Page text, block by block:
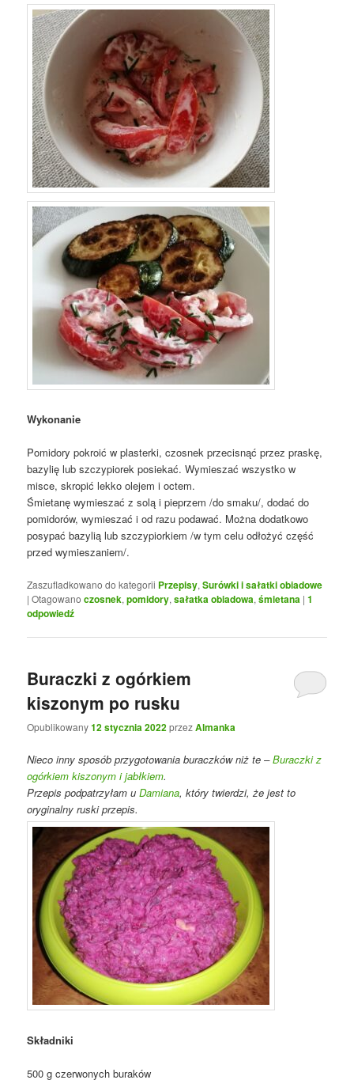
Wykonanie
Pomidory pokroić w plasterki, czosnek przecisnąć przez praskę,
bazylię lub szczypiorek posiekać. Wymieszać wszystko w
misce, skropić lekko olejem i octem.
Śmietanę wymieszać z solą i pieprzem /do smaku/, dodać do
pomidorów, wymieszać i od razu podawać. Można dodatkowo
posypać bazylią lub szczypiorkiem /w tym celu odłożyć część
przed wymieszaniem/.
Zaszufladkowano do kategorii Przepisy,Surówki i sałatki obiadowe
|Otagowano czosnek,pomidory,sałatka obiadowa,śmietana |1
odpowiedź
Buraczki z ogórkiem
kiszonym po rusku
Opublikowany12 stycznia 2022przezAlmanka
Nieco inny sposób przygotowania buraczków niż te –Buraczki z
ogórkiem kiszonym i jabłkiem.
Przepis podpatrzyłam uDamiana, który twierdzi, że jest to
oryginalny ruski przepis.
Składniki
500 g czerwonych buraków